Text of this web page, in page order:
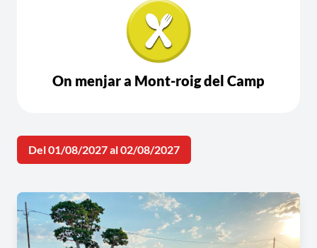
On menjar a Mont-roig del Camp
Del 01/08/2027 al 02/08/2027